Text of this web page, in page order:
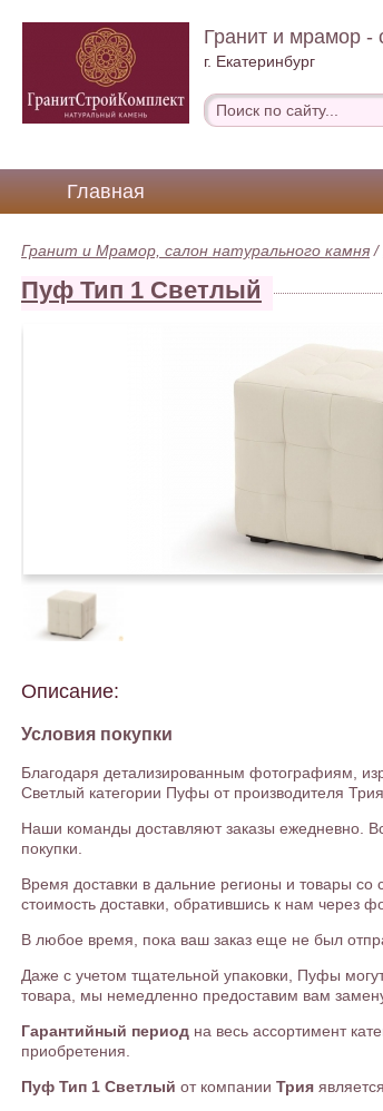
Гранит и мрамор -
г. Екатеринбург
Главная
Гранит и Мрамор, салон натурального камня /
Пуф Тип 1 Светлый
Описание:
Условия покупки
Благодаря детализированным фотографиям,
Светлый категории Пуфы от производителя
Наши команды доставляют заказы ежедневно.
покупки.
Время доставки в дальние регионы и товары со
стоимость доставки, обратившись к нам через
В любое время, пока ваш заказ еще не был
Даже с учетом тщательной упаковки, Пуфы
товара, мы немедленно предоставим вам
Гарантийный период на весь ассортимент
приобретения.
Пуф Тип 1 Светлый от компании Трия